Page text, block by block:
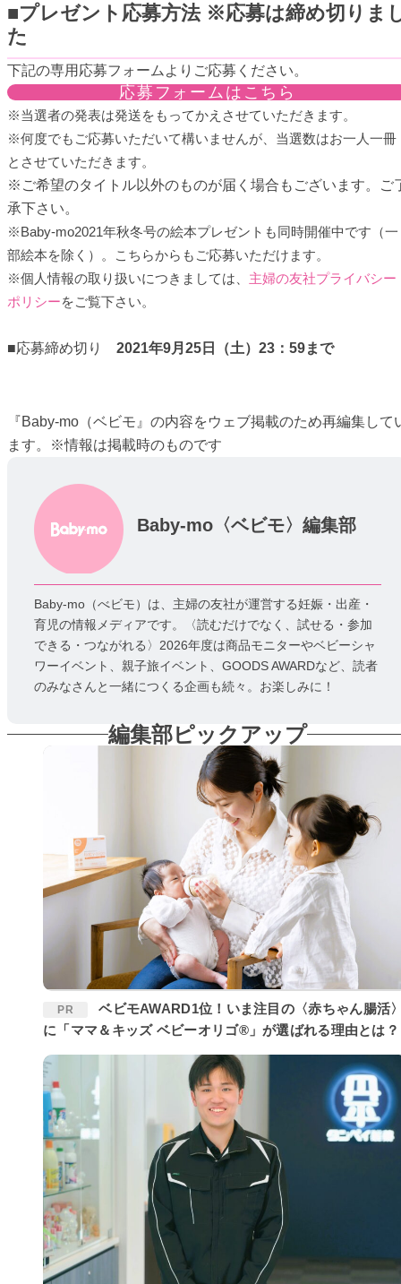
■プレゼント応募方法 ※応募は締め切りま
た
下記の専用応募フォームよりご応募ください。
応募フォームはこちら
※当選者の発表は発送をもってかえさせていただきます。
※何度でもご応募いただいて構いませんが、当選数はお一人一冊
とさせていただきます。
※ご希望のタイトル以外のものが届く場合もございます。ご
承下さい。
※Baby-mo2021年秋冬号の絵本プレゼントも同時開催中です（一
部絵本を除く）。こちらからもご応募いただけます。
※個人情報の取り扱いにつきましては、 主婦の友社プライバシー
ポリシーをご覧下さい。
■応募締め切り 2021年9月25日（土）23：59まで
『Baby-mo（ベビモ』の内容をウェブ掲載のため再編集して
ます。※情報は掲載時のものです
Baby-mo〈ベビモ〉編集部
Baby-mo（べビモ）は、主婦の友社が運営する妊娠・出産・
育児の情報メディアです。〈読むだけでなく、試せる・参加
できる・つながれる〉2026年度は商品モニターやベビーシャ
ワーイベント、親子旅イベント、GOODS AWARDなど、読者
のみなさんと一緒につくる企画も続々。お楽しみに！
編集部ピックアップ
PR
ベビモAWARD1位！いま注目の〈赤ちゃん腸活〉
に「ママ＆キッズ ベビーオリゴ®」が選ばれる理由とは？